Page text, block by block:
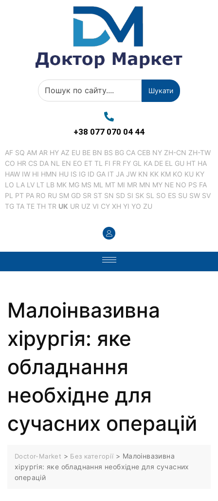
Шукати
+38 077 070 04 44
AF SQ AM AR HY AZ EU BE BN BS BG CA CEB NY ZH-CN ZH-TW
CO HR CS DA NL EN EO ET TL FI FR FY GL KA DE EL GU HT HA
HAW IW HI HMN HU IS IG ID GA IT JA JW KN KK KM KO KU KY
LO LA LV LT LB MK MG MS ML MT MI MR MN MY NE NO PS FA
PL PT PA RO RU SM GD SR ST SN SD SI SK SL SO ES SU SW SV
TG TA TE TH TR UK UR UZ VI CY XH YI YO ZU
Малоінвазивна
хірургія: яке
обладнання
необхідне для
сучасних операцій
Doctor-Market > Без категорії> Малоінвазивна
хірургія: яке обладнання необхідне для сучасних
операцій